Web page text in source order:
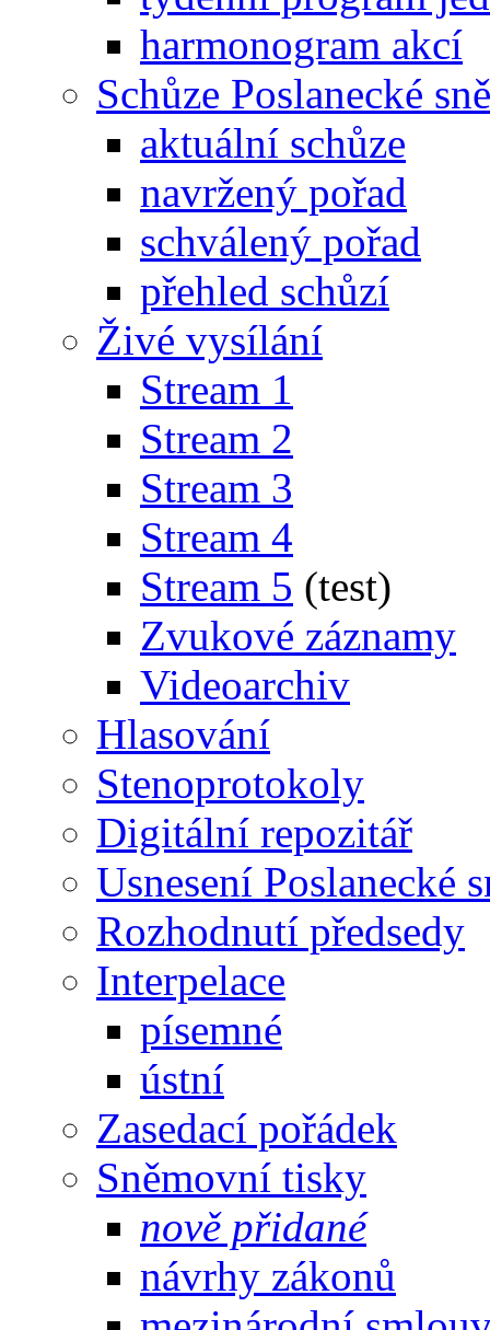
harmonogram akcí
Schůze Poslanecké
aktuální schůze
navržený pořad
schválený pořad
přehled schůzí
Živé vysílání
Stream 1
Stream 2
Stream 3
Stream 4
Stream 5 (test)
Zvukové záznamy
Videoarchiv
Hlasování
Stenoprotokoly
Digitální repozitář
Usnesení Poslanecké
Rozhodnutí předsedy
Interpelace
písemné
ústní
Zasedací pořádek
Sněmovní tisky
nově přidané
návrhy zákonů